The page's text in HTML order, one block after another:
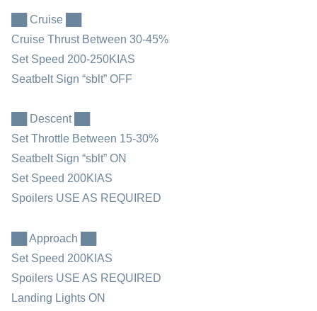
██ Cruise ██
Cruise Thrust Between 30-45%
Set Speed 200-250KIAS
Seatbelt Sign “sblt” OFF
██ Descent ██
Set Throttle Between 15-30%
Seatbelt Sign “sblt” ON
Set Speed 200KIAS
Spoilers USE AS REQUIRED
██ Approach ██
Set Speed 200KIAS
Spoilers USE AS REQUIRED
Landing Lights ON